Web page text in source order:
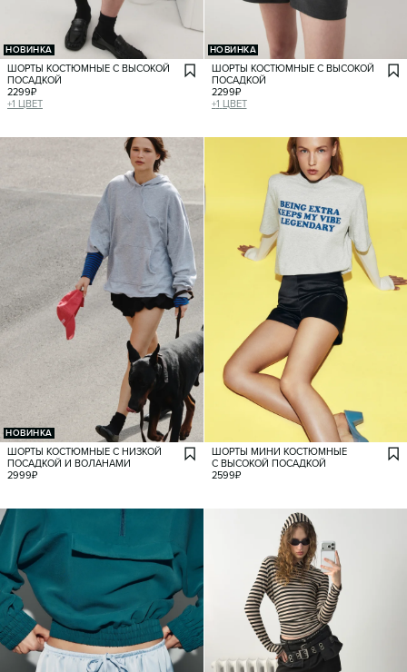
НОВИНКА
ШОРТЫ КОСТЮМНЫЕ С ВЫСОКОЙ
ПОСАДКОЙ
2299₽
+1 ЦВЕТ
НОВИНКА
ШОРТЫ КОСТЮМНЫЕ С ВЫСОКОЙ
ПОСАДКОЙ
2299₽
+1 ЦВЕТ
НОВИНКА
ШОРТЫ КОСТЮМНЫЕ С НИЗКОЙ
ПОСАДКОЙ И ВОЛАНАМИ
2999₽
ШОРТЫ МИНИ КОСТЮМНЫЕ
С ВЫСОКОЙ ПОСАДКОЙ
2599₽